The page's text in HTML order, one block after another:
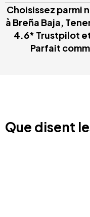
Choisissez parmi
à Breña Baja,
4.6* Trustpilot
Parfait
Que disent